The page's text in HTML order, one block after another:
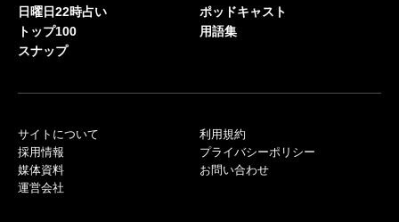
日曜日22時占い
トップ100
スナップ
ポッドキャスト
用語集
サイトについて
採用情報
媒体資料
運営会社
利用規約
プライバシーポリシー
お問い合わせ